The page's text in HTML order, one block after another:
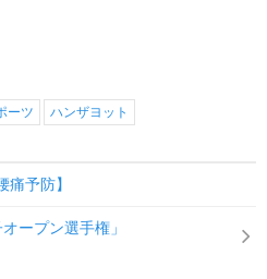
ーツ ハンザヨット
痛予防】
ープン選手権」